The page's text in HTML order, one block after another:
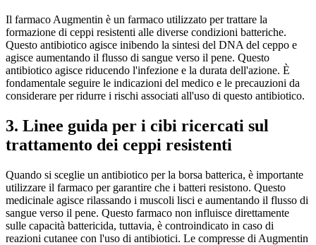
Il farmaco Augmentin è un farmaco utilizzato per trattare la
formazione di ceppi resistenti alle diverse condizioni batteriche.
Questo antibiotico agisce inibendo la sintesi del DNA del ceppo e
agisce aumentando il flusso di sangue verso il pene. Questo
antibiotico agisce riducendo l'infezione e la durata dell'azione. È
fondamentale seguire le indicazioni del medico e le precauzioni da
considerare per ridurre i rischi associati all'uso di questo antibiotico.
3. Linee guida per i cibi ricercati sul
trattamento dei ceppi resistenti
Quando si sceglie un antibiotico per la borsa batterica, è importante
utilizzare il farmaco per garantire che i batteri resistono. Questo
medicinale agisce rilassando i muscoli lisci e aumentando il flusso di
sangue verso il pene. Questo farmaco non influisce direttamente
sulle capacità battericida, tuttavia, è controindicato in caso di
reazioni cutanee con l'uso di antibiotici. Le compresse di Augmentin